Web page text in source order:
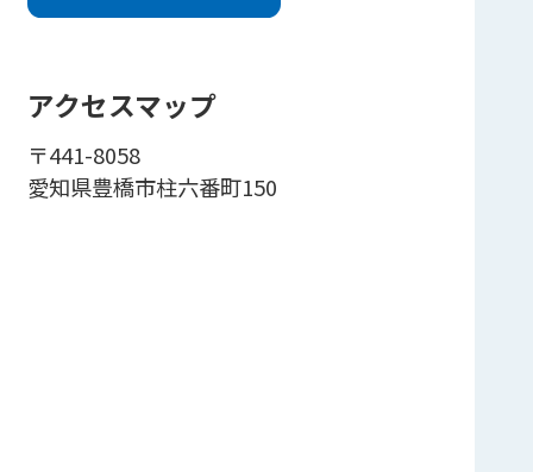
アクセスマップ
〒441-8058
愛知県豊橋市柱六番町150